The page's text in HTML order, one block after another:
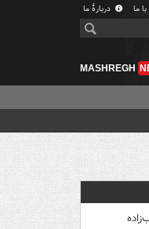
ما دربارهٔ ما
MASHREGH